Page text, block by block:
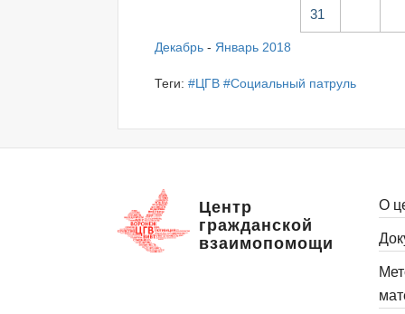
31
Декабрь - Январь 2018
Теги: #ЦГВ #Социальный патруль
Центр
гражданской
взаимопомощи
О